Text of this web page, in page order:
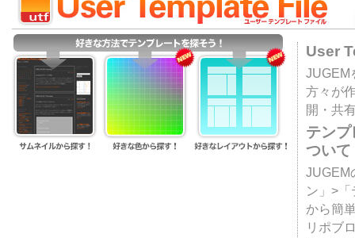
User
JUGEM
方々が
開・共
テン
ついて
JUGEM
ン」>
から簡
リポブ